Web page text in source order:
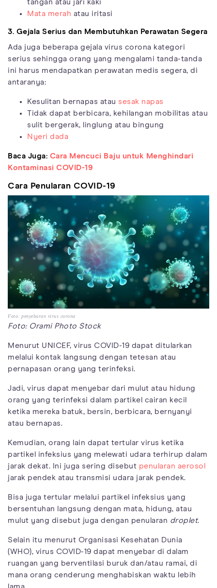
tangan atau jari kaki
Mata merah atau iritasi
3. Gejala Serius dan Membutuhkan Perawatan Segera
Ada juga beberapa gejala virus corona kategori
serius sehingga orang yang mengalami tanda-tanda
ini harus mendapatkan perawatan medis segera, di
antaranya:
Kesulitan bernapas atau sesak napas
Tidak dapat berbicara, kehilangan mobilitas atau
sulit bergerak, linglung atau bingung
Nyeri dada
Baca Juga: Cara Mencuci Baju untuk Menghindari
Kontaminasi COVID-19
Cara Penularan COVID-19
Foto: penyebaran virus corona
Foto: Orami Photo Stock
Menurut UNICEF, virus COVID-19 dapat ditularkan
melalui kontak langsung dengan tetesan atau
pernapasan orang yang terinfeksi.
Jadi, virus dapat menyebar dari mulut atau hidung
orang yang terinfeksi dalam partikel cairan kecil
ketika mereka batuk, bersin, berbicara, bernyanyi
atau bernapas.
Kemudian, orang lain dapat tertular virus ketika
partikel infeksius yang melewati udara terhirup dalam
jarak dekat. Ini juga sering disebut penularan aerosol
jarak pendek atau transmisi udara jarak pendek.
Bisa juga tertular melalui partikel infeksius yang
bersentuhan langsung dengan mata, hidung, atau
mulut yang disebut juga dengan penularan droplet.
Selain itu menurut Organisasi Kesehatan Dunia
(WHO), virus COVID-19 dapat menyebar di dalam
ruangan yang berventilasi buruk dan/atau ramai, di
mana orang cenderung menghabiskan waktu lebih